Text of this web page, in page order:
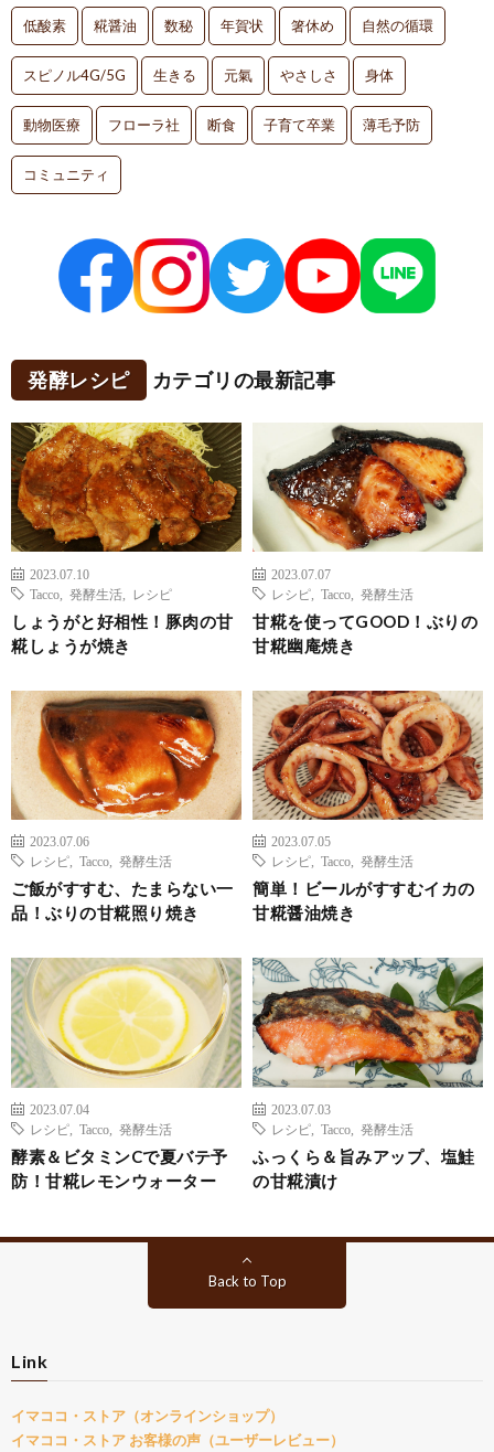
低酸素 糀醤油 数秘 年賀状 箸休め 自然の循環
スピノル4G/5G 生きる 元氣 やさしさ 身体
動物医療 フローラ社 断食 子育て卒業 薄毛予防
コミュニティ
発酵レシピ カテゴリの最新記事
2023.07.10
Tacco
発酵生活 レシピ
しょうがと好相性！豚肉の甘
糀しょうが焼き
2023.07.07
レシピ
Tacco 発酵生活
甘糀を使ってGOOD！ぶりの
甘糀幽庵焼き
2023.07.06
レシピ
Tacco 発酵生活
ご飯がすすむ、たまらない一
品！ぶりの甘糀照り焼き
2023.07.05
レシピ
Tacco 発酵生活
簡単！ビールがすすむイカの
甘糀醤油焼き
2023.07.04
レシピ
Tacco 発酵生活
酵素＆ビタミンCで夏バテ予
防！甘糀レモンウォーター
2023.07.03
レシピ
Tacco 発酵生活
ふっくら＆旨みアップ、塩鮭
の甘糀漬け
Back to Top
Link
イマココ・ストア（オンラインショップ）
イマココ・ストア お客様の声（ユーザーレビュー）